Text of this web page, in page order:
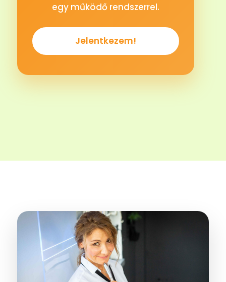
egy működő rendszerrel.
Jelentkezem!